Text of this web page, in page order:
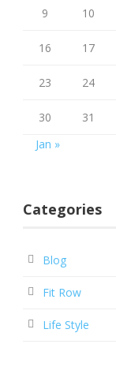
9 10
16 17
23 24
30
31
Jan »
Categories
Blog
Fit Row
Life Style